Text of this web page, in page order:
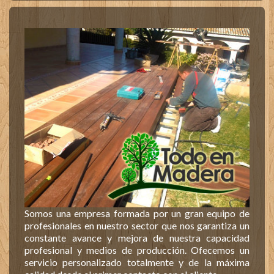
Somos una empresa formada por un gran equipo de
profesionales en nuestro sector que nos garantiza un
constante avance y mejora de nuestra capacidad
profesional y medios de producción. Ofecemos un
servicio personalizado totalmente y de la máxima